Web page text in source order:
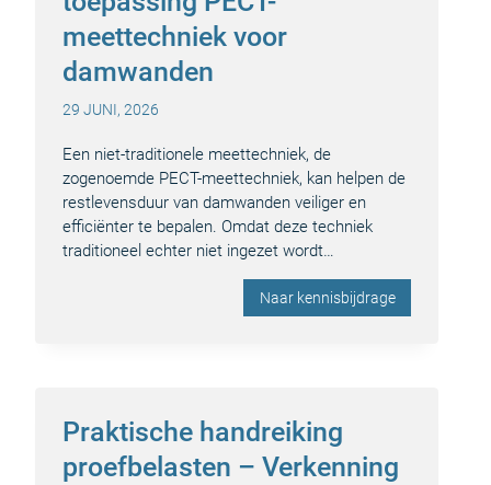
meettechniek voor
damwanden
29 JUNI, 2026
Een niet-traditionele meettechniek, de
zogenoemde PECT-meettechniek, kan helpen de
restlevensduur van damwanden veiliger en
efficiënter te bepalen. Omdat deze techniek
traditioneel echter niet ingezet wordt…
Naar kennisbijdrage
Praktische handreiking
proefbelasten – Verkenning